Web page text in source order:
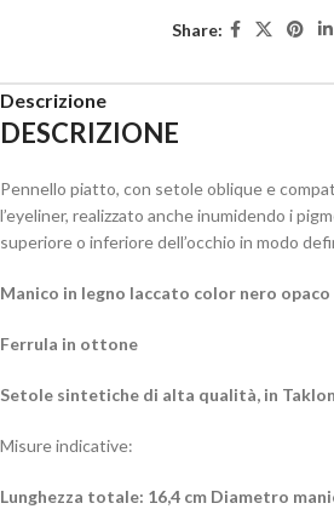
Share:
Descrizione
DESCRIZIONE
Pennello piatto, con setole oblique e
l’eyeliner, realizzato anche inumidendo i
superiore o inferiore dell’occhio in modo
Manico in legno laccato color nero opaco
Ferrula in ottone
Setole sintetiche di alta qualità, in Taklon
Misure indicative:
Lunghezza totale: 16,4 cm Diametro